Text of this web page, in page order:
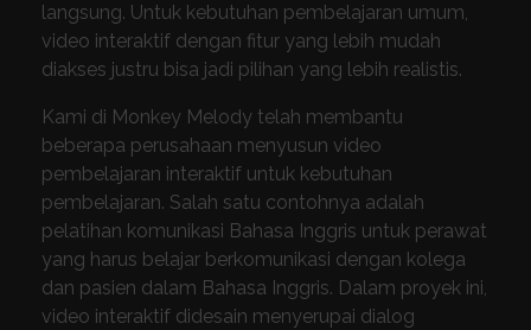
langsung. Untuk kebutuhan pembelajaran umum,
video interaktif dengan fitur yang lebih mudah
diakses justru bisa jadi pilihan yang lebih realistis.
Kami di Monkey Melody telah membantu
beberapa perusahaan menyusun video
pembelajaran interaktif untuk kebutuhan
pembelajaran. Salah satu contohnya adalah
pelatihan komunikasi Bahasa Inggris untuk perawat
yang harus belajar berkomunikasi dengan kolega
dan pasien dalam Bahasa Inggris. Dalam proyek ini,
video interaktif didesain menyerupai dialog